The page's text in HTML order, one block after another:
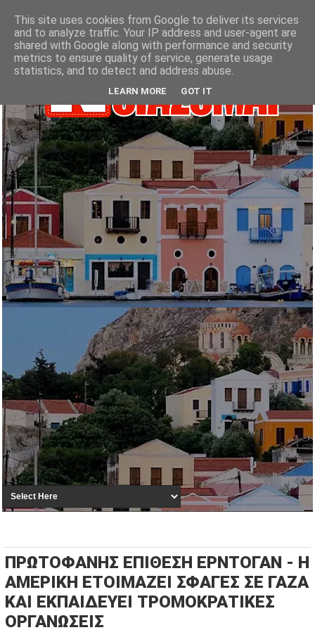
ΠΡΩΤΟΦΑΝΗΣ ΕΠΙΘΕΣΗ ΕΡΝΤΟΓΑΝ - Η
ΑΜΕΡΙΚΗ ΕΤΟΙΜΑΖΕΙ ΣΦΑΓΕΣ ΣΕ ΓΑΖΑ
ΚΑΙ ΕΚΠΑΙΔΕΥΕΙ ΤΡΟΜΟΚΡΑΤΙΚΕΣ
ΟΡΓΑΝΩΣΕΙΣ
This site uses cookies from Google to deliver its services
and to analyze traffic. Your IP address and user-agent are
shared with Google along with performance and security
metrics to ensure quality of service, generate usage
statistics, and to detect and address abuse.
LEARN MORE GOT IT